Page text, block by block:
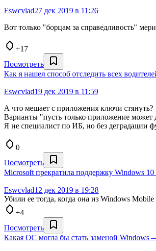
Eswcvlad27 дек 2019 в 11:26
Вот только "борцам за справедливость"
+17
Посмотреть
Как я нашел способ отследить всех
Eswcvlad19 дек 2019 в 11:59
А что мешает с приложения ключи стянуть?
Варианты "пусть только приложение может
Я не специалист по ИБ, но без деградации
0
Посмотреть
Microsoft прекратила поддержку Windows
Eswcvlad12 дек 2019 в 19:28
Убили ее тогда, когда она из Windows
+4
Посмотреть
Какая ОС могла бы стать заменой Windows